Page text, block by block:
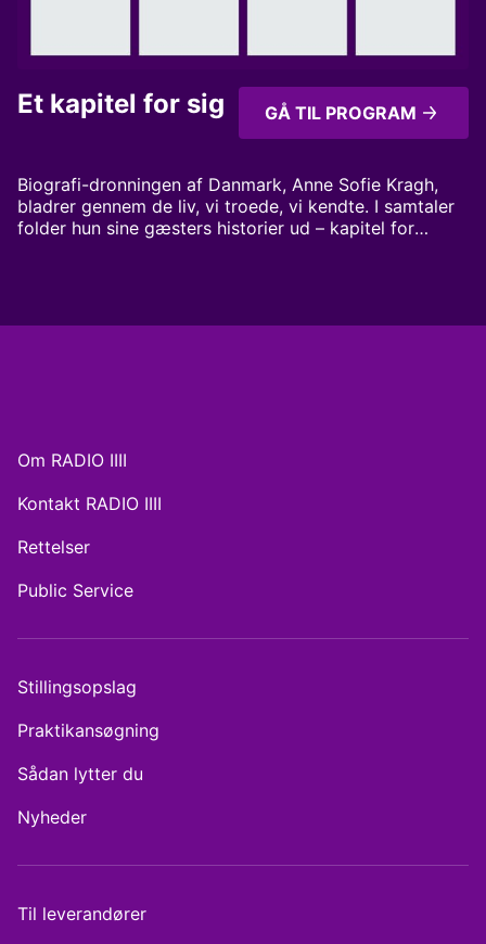
Et kapitel for sig GÅ TIL PROGRAM
Biografi-dronningen af Danmark, Anne Sofie Kragh,
bladrer gennem de liv, vi troede, vi kendte. I samtaler
folder hun sine gæsters historier ud – kapitel for
Om RADIO IIII
Kontakt RADIO IIII
Rettelser
Public Service
Stillingsopslag
Praktikansøgning
Sådan lytter du
Nyheder
Til leverandører